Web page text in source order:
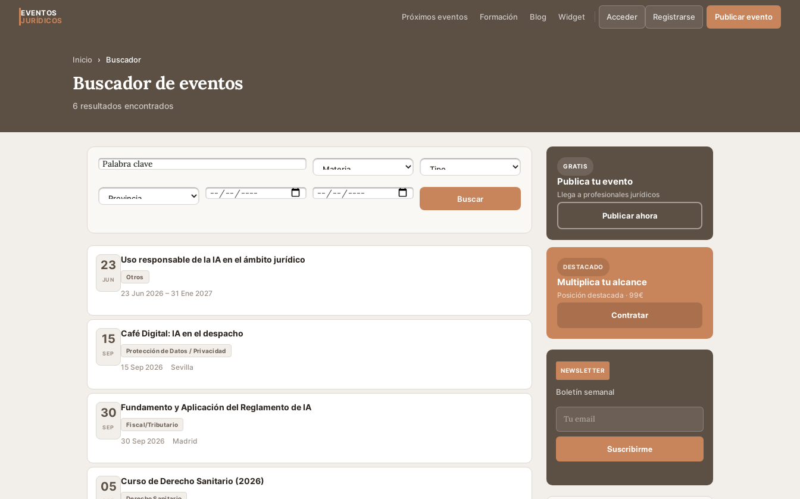
EVENTOS
JURÍDICOS
Próximos eventos Formación Blog Widget Acceder Registrarse Publicar evento
Inicio › Buscador
Buscador de eventos
6 resultados encontrados
Buscar
23
JUN
Uso responsable de la IA en el ámbito jurídico
Otros
23 Jun 2026 – 31 Ene 2027
15
SEP
Café Digital: IA en el despacho
Protección de Datos / Privacidad
15 Sep 2026 Sevilla
30
SEP
Fundamento y Aplicación del Reglamento de IA
Fiscal/Tributario
30 Sep 2026 Madrid
05 Curso de Derecho Sanitario (2026)
GRATIS
Publica tu evento
Llega a profesionales jurídicos
Publicar ahora
DESTACADO
Multiplica tu alcance
Posición destacada · 99€
Contratar
NEWSLETTER
Boletín semanal
Suscribirme